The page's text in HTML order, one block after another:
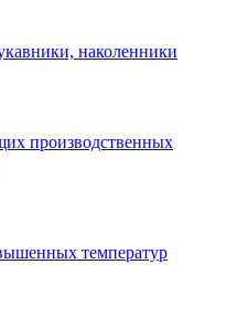
наколенники
производственных
температур